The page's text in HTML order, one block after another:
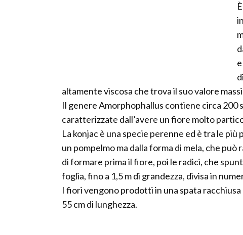
altamente viscosa che trova il suo valore
Il genere Amorphophallus contiene circa
caratterizzate dall’avere un fiore molto
La konjac è una specie perenne ed è tra le
un pompelmo ma dalla forma di mela, che
di formare prima il fiore, poi le radici, che
foglia, fino a 1,5 m di grandezza, divisa in
I fiori vengono prodotti in una spata
55 cm di lunghezza.